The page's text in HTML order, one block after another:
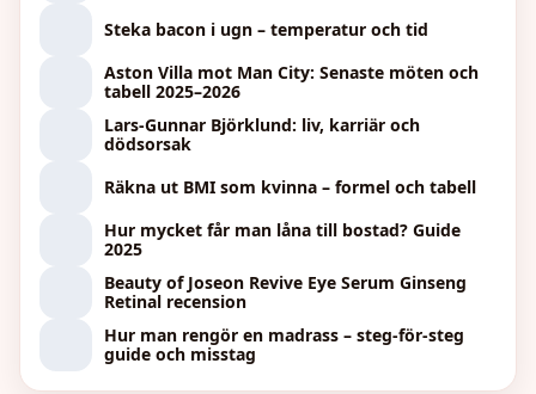
Steka bacon i ugn – temperatur och tid
Aston Villa mot Man City: Senaste möten och
tabell 2025–2026
Lars-Gunnar Björklund: liv, karriär och
dödsorsak
Räkna ut BMI som kvinna – formel och tabell
Hur mycket får man låna till bostad? Guide
2025
Beauty of Joseon Revive Eye Serum Ginseng
Retinal recension
Hur man rengör en madrass – steg-för-steg
guide och misstag